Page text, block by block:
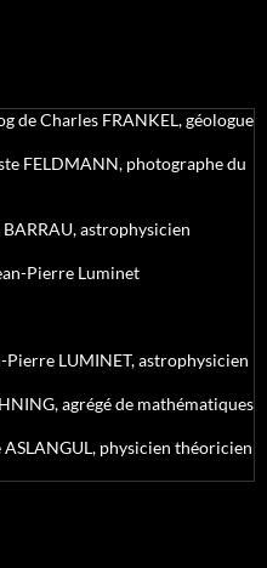
de Charles FRANKEL, géologue
FELDMANN, photographe du
astrophysicien
Pierre Luminet
Pierre LUMINET, astrophysicien
agrégé de mathématiques
ASLANGUL, physicien théoricien